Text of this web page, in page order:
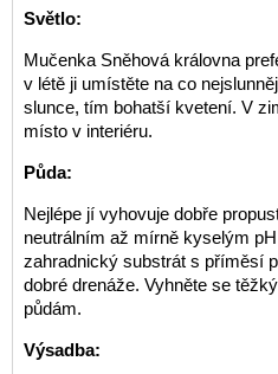
Světlo:
Mučenka Sněhová královna
v létě ji umístěte na co
slunce, tím bohatší kvetení. V
místo v interiéru.
Půda:
Nejlépe jí vyhovuje dobře
neutrálním až mírně kyselým
zahradnický substrát s příměsí
dobré drenáže. Vyhněte se
půdám.
Výsadba: